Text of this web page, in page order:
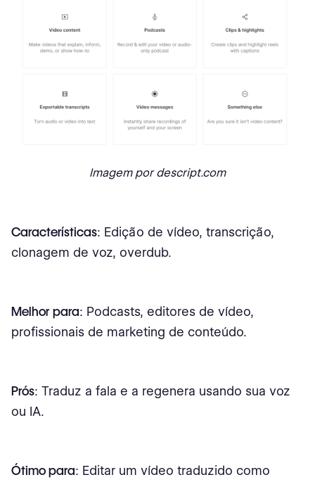
Imagem por descript.com
Características: Edição de vídeo, transcrição,
clonagem de voz, overdub.
Melhor para: Podcasts, editores de vídeo,
profissionais de marketing de conteúdo.
Prós: Traduz a fala e a regenera usando sua voz
ou IA.
Ótimo para: Editar um vídeo traduzido como